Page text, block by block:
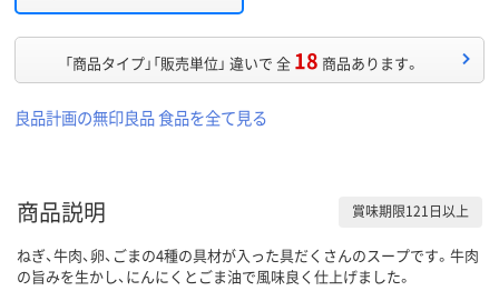
「商品タイプ」「販売単位」 違いで 全 18 商品あります。
良品計画の無印良品 食品を全て見る
商品説明 賞味期限121日以上
ねぎ、牛肉、卵、ごまの4種の具材が入った具だくさんのスープです。牛肉
の旨みを生かし、にんにくとごま油で風味良く仕上げました。